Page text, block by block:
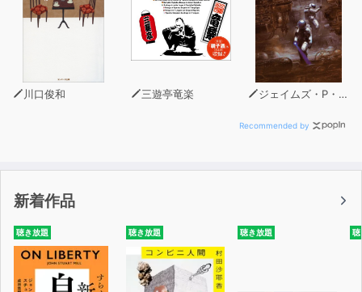
ィオブックを、2020年6月30日～7月31日までの約1か月
間、audiobook.jpの聴き放題にて配信します。
聴き放題となる瀧本哲史氏のオーディオブックはこちら
---
「君たちは、自分の力で、世の中を変えていけ!僕は日本
ずっと若者世代である「君たち」に向けてメッセージを送
り続けてきた
彼の思想を凝縮した“伝説の東大講義”を、ここに一冊の本
として完全収録する。
川口俊和 三遊亭竜楽 ジェイムズ・P・ホーガン
Recommended by
新着作品
聴き放題 聴き放題 聴き放題 聴